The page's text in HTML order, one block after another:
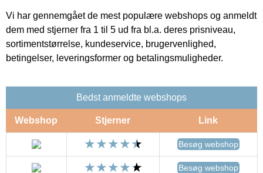
Vi har gennemgået de mest populære webshops og anmeldt
dem med stjerner fra 1 til 5 ud fra bl.a. deres prisniveau,
sortimentstørrelse, kundeservice, brugervenlighed,
betingelser, leveringsformer og betalingsmuligheder.
Bedst anmeldte webshops
Webshop Stjerner Link
Besøg webshop
Besøg webshop